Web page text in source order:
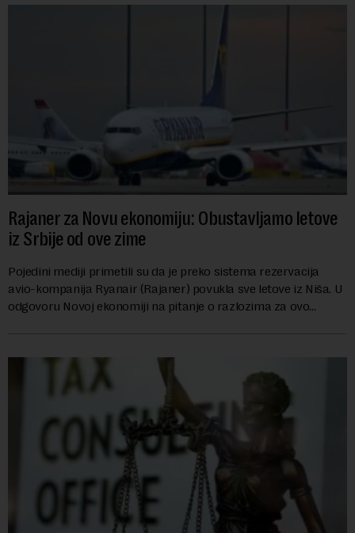
Rajaner za Novu ekonomiju: Obustavljamo letove
iz Srbije od ove zime
Pojedini mediji primetili su da je preko sistema rezervacija
avio-kompanija Ryanair (Rajaner) povukla sve letove iz Niša. U
odgovoru Novoj ekonomiji na pitanje o razlozima za ovo